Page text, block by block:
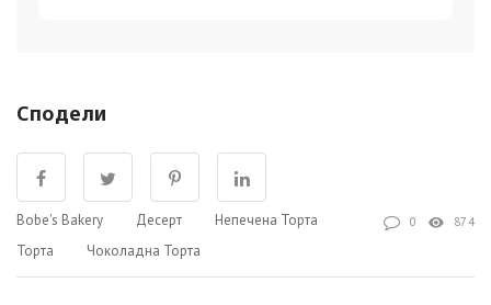
Сподели
Bobe's Bakery Десерт
Непечена Торта
Торта
Чоколадна Торта
0 874